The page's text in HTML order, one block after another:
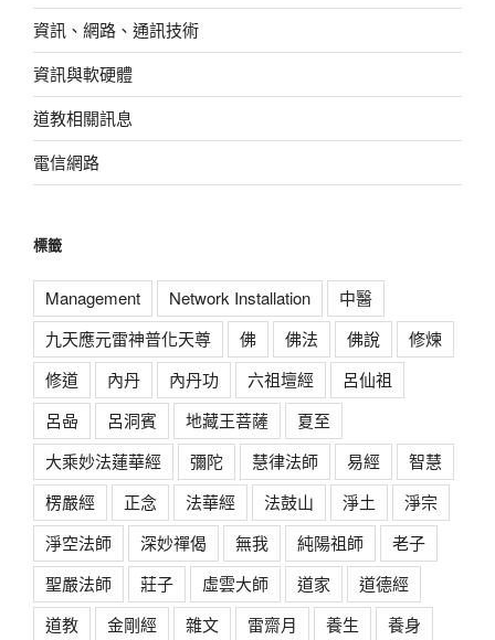
資訊、網路、通訊技術
資訊與軟硬體
道教相關訊息
電信網路
標籤
Management Network Installation
中醫
九天應元雷神普化天尊
佛 佛法 佛說
修煉
修道
內丹 內丹功 六祖壇經
呂仙祖
呂喦
呂洞賓 地藏王菩薩
夏至
大乘妙法蓮華經
彌陀 慧律法師 易經
智慧
楞嚴經
正念 法華經 法鼓山 淨土
淨宗
淨空法師
深妙禪偈 無我 純陽祖師
老子
聖嚴法師
莊子 虛雲大師 道家
道德經
道教
金剛經 雜文 雷齋月 養生 養身